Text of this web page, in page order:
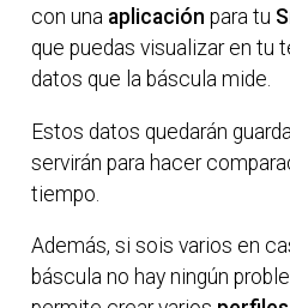
con una aplicación para tu
que puedas visualizar en tu
datos que la báscula mide.
Estos datos quedarán
servirán para hacer
tiempo.
Además, si sois varios en
báscula no hay ningún